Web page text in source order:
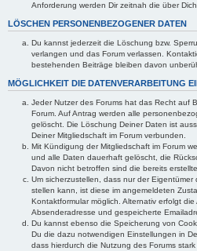
Anforderung werden Dir zeitnah die über
LÖSCHEN PERSONENBEZOGENER DATEN
Du kannst jederzeit die Löschung bzw.
verlangen und das Forum verlassen.
bestehenden Beiträge bleiben davon
MÖGLICHKEIT DIE DATENVERARBEITUNG
Jeder Nutzer des Forums hat das Recht auf
Forum. Auf Antrag werden alle
gelöscht. Die Löschung Deiner Daten ist
Deiner Mitgliedschaft im Forum verbunden.
Mit Kündigung der Mitgliedschaft im Forum
und alle Daten dauerhaft gelöscht, die
Davon nicht betroffen sind die bereits
Um sicherzustellen, dass nur der
stellen kann, ist diese im angemeldeten
Kontaktformular möglich. Alternativ erfolgt
Absenderadresse und gespeicherte
Du kannst ebenso die Speicherung von
Du die dazu notwendigen Einstellungen in
dass hierdurch die Nutzung des Forums stark